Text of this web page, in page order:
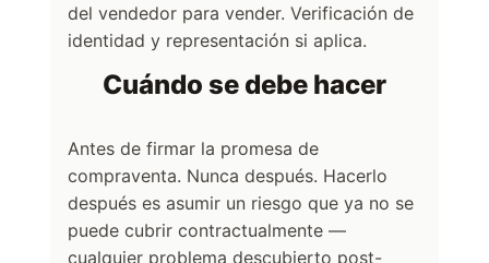
del vendedor para vender. Verificación de
identidad y representación si aplica.
Cuándo se debe hacer
Antes de firmar la promesa de
compraventa. Nunca después. Hacerlo
después es asumir un riesgo que ya no se
puede cubrir contractualmente —
cualquier problema descubierto post-